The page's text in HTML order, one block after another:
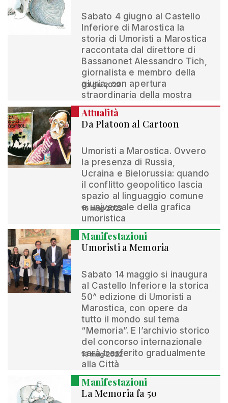
Sabato 4 giugno al Castello
Inferiore di Marostica la
storia di Umoristi a Marostica
raccontata dal direttore di
Bassanonet Alessandro Tich,
giornalista e membro della
giuria, con apertura
straordinaria della mostra
03 giu 2022
Attualità
Da Platoon al Cartoon
Umoristi a Marostica. Ovvero
la presenza di Russia,
Ucraina e Bielorussia: quando
il conflitto geopolitico lascia
spazio al linguaggio comune
e universale della grafica
umoristica
16 mag 2022
Manifestazioni
Umoristi a Memoria
Sabato 14 maggio si inaugura
al Castello Inferiore la storica
50^ edizione di Umoristi a
Marostica, con opere da
tutto il mondo sul tema
“Memoria”. E l’archivio storico
del concorso internazionale
sarà trasferito gradualmente
alla Città
13 mag 2022
Manifestazioni
La Memoria fa 50